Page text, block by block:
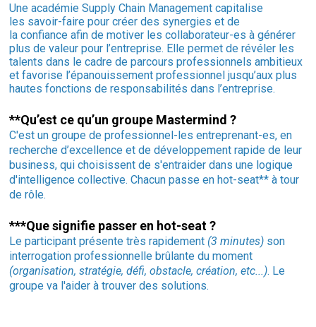
Une académie Supply Chain Management capitalise
les savoir-faire pour créer des synergies et de
la confiance afin de motiver les collaborateur-es à générer
plus de valeur pour l’entreprise. Elle permet de révéler les
talents dans le cadre de parcours professionnels ambitieux
et favorise l’épanouissement professionnel jusqu’aux plus
hautes fonctions de responsabilités dans l’entreprise.
**Qu’est ce qu’un groupe Mastermind ?
C'est un groupe de professionnel-les entreprenant-es, en
recherche d’excellence et de développement rapide de leur
business, qui choisissent de s'entraider dans une logique
d'intelligence collective. Chacun passe en hot-seat** à tour
de rôle.
***Que signifie passer en hot-seat ?
Le participant présente très rapidement (3 minutes) son
interrogation professionnelle brûlante du moment
(organisation, stratégie, défi, obstacle, création, etc...). Le
groupe va l'aider à trouver des solutions.